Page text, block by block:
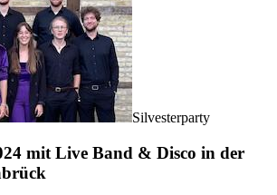
Silvesterparty
mit Live Band & Disco in der